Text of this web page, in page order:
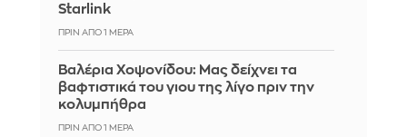
Starlink
ΠΡΙΝ ΑΠΌ 1 ΜΈΡΑ
Βαλέρια Χοψονίδου: Μας δείχνει τα
βαφτιστικά του γιου της λίγο πριν την
κολυμπήθρα
ΠΡΙΝ ΑΠΌ 1 ΜΈΡΑ